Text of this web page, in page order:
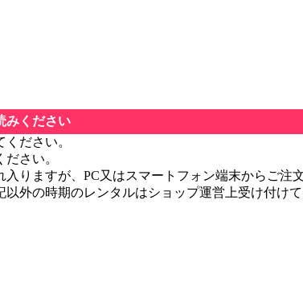
みください
ださい。
さい。
りますが、PC又はスマートフォン端末からご注
の時期のレンタルはショップ運営上受け付けて